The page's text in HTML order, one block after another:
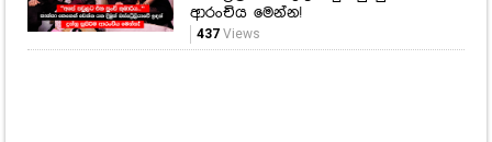
ආරංචිය මෙන්න!
437Views